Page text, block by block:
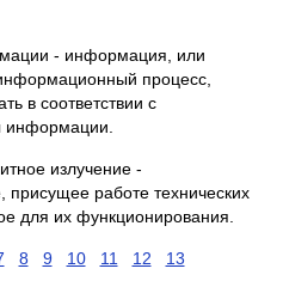
- информация, или
процесс,
в соответствии с
информации.
излучение -
присущее работе технических
для их функционирования.
8 9 10 11 12 13